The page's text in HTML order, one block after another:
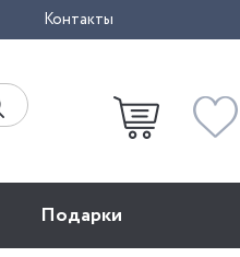
Контакты
Подарки